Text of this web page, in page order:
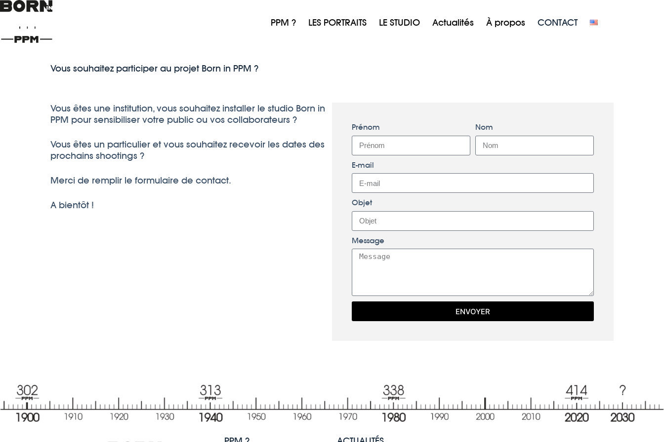
PPM ? LES PORTRAITS LE STUDIO Actualités À propos CONTACT
Vous souhaitez participer au projet Born in PPM ?
Vous êtes une institution, vous souhaitez installer le studio Born in
PPM pour sensibiliser votre public ou vos collaborateurs ?
Vous êtes un particulier et vous souhaitez recevoir les dates des
prochains shootings ?
Merci de remplir le formulaire de contact.
A bientôt !
Prénom Nom
E-mail
Objet
Message
ENVOYER